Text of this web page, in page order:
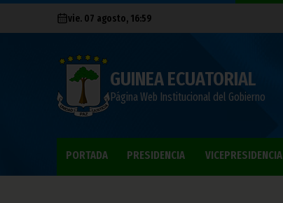
vie. 07 agosto, 16:59
GUINEA ECUATORIAL
Página Web Institucional del Gobierno
PORTADA PRESIDENCIA VICEPRESIDENCIA